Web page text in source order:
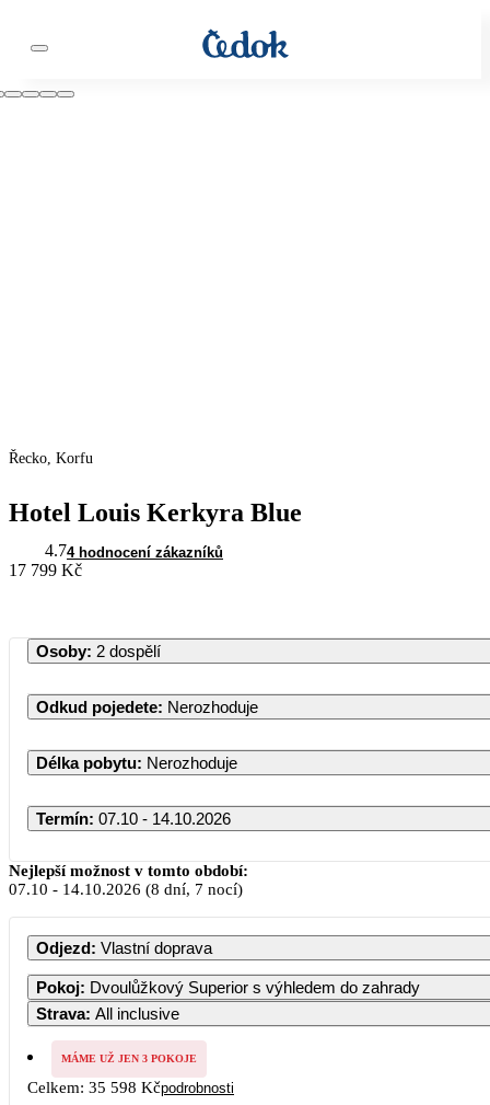
Řecko, Korfu
Hotel Louis Kerkyra Blue
4.74 hodnocení zákazníků
17 799 Kč
Osoby: 2 dospělí
Odkud pojedete: Nerozhoduje
Délka pobytu: Nerozhoduje
Termín: 07.10 - 14.10.2026
Říjen 2026
PO ÚT ST ČT PÁ
1 2 3
5 6 7 8 9
12
Nejlepší možnost v tomto období:
07.10 - 14.10.2026 (8 dní, 7 nocí)
Odjezd: Vlastní doprava
Pokoj: Dvoulůžkový Superior s výhledem do zahrady
Strava: All inclusive
MÁME UŽ JEN 3 POKOJE
Celkem: 35 598 Kčpodrobnosti